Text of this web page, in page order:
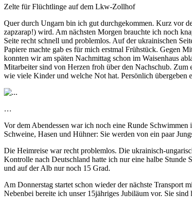
Zelte für Flüchtlinge auf dem Lkw-Zollhof
Quer durch Ungarn bin ich gut durchgekommen. Kurz vor
zapzarap!) wird. Am nächsten Morgen brauchte ich noch
Seite recht schnell und problemlos. Auf der ukrainischen
Papiere machte gab es für mich erstmal Frühstück. Gegen
konnten wir am späten Nachmittag schon im Waisenhaus
Mitarbeiter sind von Herzen froh über den Nachschub.
wie viele Kinder und welche Not hat. Persönlich
…
Vor dem Abendessen war ich noch eine Runde Schwimmen
Schweine, Hasen und Hühner: Sie werden von ein paar
Die Heimreise war recht problemlos. Die ukrainisch-
Kontrolle nach Deutschland hatte ich nur eine halbe
und auf der Alb nur noch 15 Grad.
Am Donnerstag startet schon wieder der nächste Transport
Nebenbei bereite ich unser 15jähriges Jubiläum vor. Sie